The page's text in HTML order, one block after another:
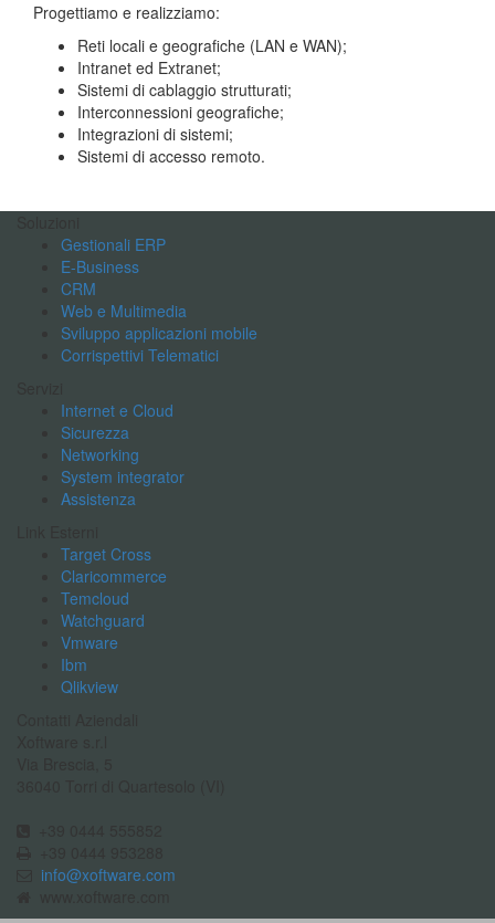
Progettiamo e realizziamo:
Reti locali e geografiche (LAN e WAN);
Intranet ed Extranet;
Sistemi di cablaggio strutturati;
Interconnessioni geografiche;
Integrazioni di sistemi;
Sistemi di accesso remoto.
Gestionali ERP
E-Business
CRM
Web e Multimedia
Sviluppo applicazioni mobile
Corrispettivi Telematici
Internet e Cloud
Sicurezza
Networking
System integrator
Assistenza
Target Cross
Claricommerce
Temcloud
Watchguard
Vmware
Ibm
Qlikview
info@xoftware.com